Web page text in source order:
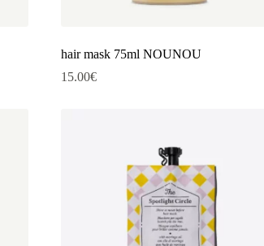
hair mask 75ml NOUNOU
15.00€